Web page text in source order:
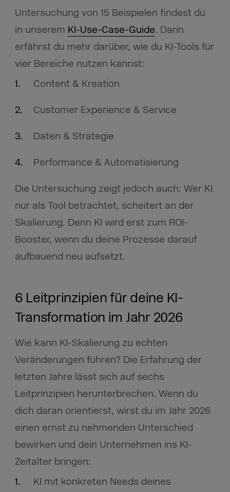
Untersuchung von 15 Beispielen findest du
in unserem KI-Use-Case-Guide. Darin
erfährst du mehr darüber, wie du KI-Tools für
vier Bereiche nutzen kannst:
Content & Kreation
Customer Experience & Service
Daten & Strategie
Performance & Automatisierung
Die Untersuchung zeigt jedoch auch: Wer KI
nur als Tool betrachtet, scheitert an der
Skalierung. Denn KI wird erst zum ROI-
Booster, wenn du deine Prozesse darauf
aufbauend neu aufsetzt.
6 Leitprinzipien für deine KI-
Transformation im Jahr 2026
Wie kann KI-Skalierung zu echten
Veränderungen führen? Die Erfahrung der
letzten Jahre lässt sich auf sechs
Leitprinzipien herunterbrechen. Wenn du
dich daran orientierst, wirst du im Jahr 2026
einen ernst zu nehmenden Unterschied
bewirken und dein Unternehmen ins KI-
Zeitalter bringen:
KI mit konkreten Needs deines